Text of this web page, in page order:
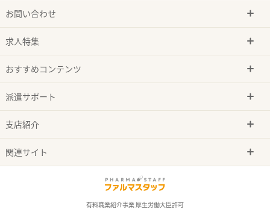
お問い合わせ
求人特集
おすすめコンテンツ
派遣サポート
支店紹介
関連サイト
有料職業紹介事業 厚生労働大臣許可